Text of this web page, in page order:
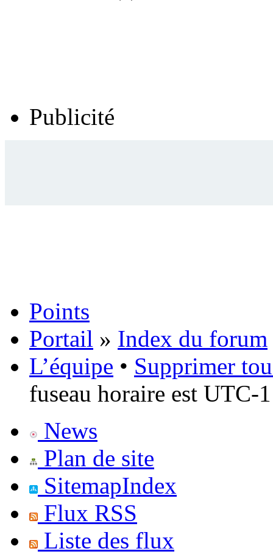
Publicité
Points
Portail » Index du forum
L’équipe • Supprimer
fuseau horaire est UTC-
News
Plan de site
SitemapIndex
Flux RSS
Liste des flux